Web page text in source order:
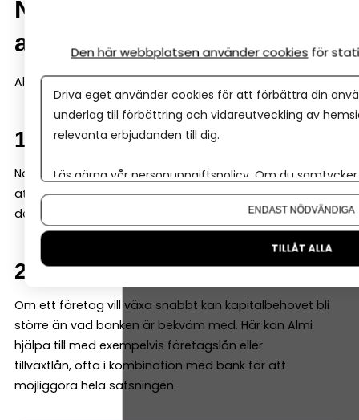
När brukar Almi-lån vara
aktuella?
Almi-finansiering dyker ofta upp i tre situationer.
1. Tidig fas
När ett företag fortfarande är ungt kan banken tycka
att underlaget är begränsat. Då kan Almi gå in med en
del av finansieringen – ofta genom ett s k mikrolån.
2. Tillväxt och expansion
Om ett företag vill växa snabbt kan kapitalbehovet bli
större än vad banken är bekväm med. Här kan Almi
hjälpa till med exempelvis företagslån eller
tillväxtlån, ofta i kombination med bank för att
möjliggöra hela satsningen.
Den här webbplatsen använder cookies för
Driva eget använder cookies för att förbättra din
underlag till förbättring och vidareutveckling av
relevanta erbjudanden till dig.
Läs gärna vår personuppgiftspolicy. Om du
Om du vill ändra ditt val i efterhand hittar du den
ENDAST NÖDVÄNDIGA
TILLÅT ALLA